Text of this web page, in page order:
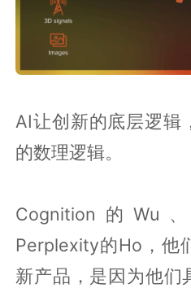
AI让创新的底层逻辑
的数理逻辑。
Cognition的Wu
Perplexity的Ho，他
新产品，是因为他们